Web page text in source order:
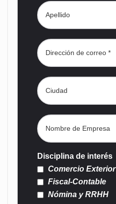
Disciplina de interés
Comercio Exterior
Fiscal-Contable
Nómina y RRHH